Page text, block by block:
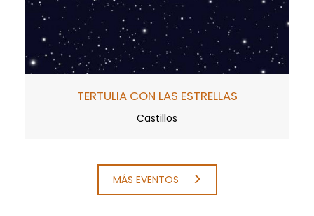
TERTULIA CON LAS ESTRELLAS
Castillos
MÁS EVENTOS